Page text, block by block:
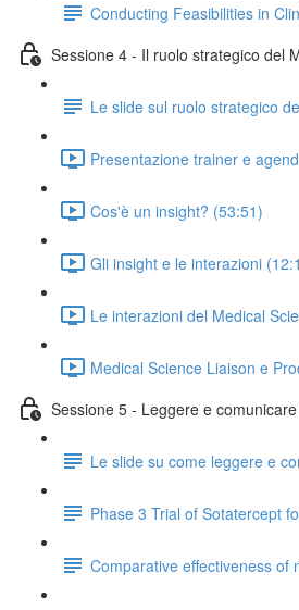
Conducting Feasibilities in
Sessione 4 - Il ruolo strategico del
Le slide sul ruolo strategico
Presentazione trainer e
Cos'è un insight? (53:51)
Gli insight e le interazioni
Le interazioni del Medical
Medical Science Liaison e
Sessione 5 - Leggere e
Le slide su come leggere e
Phase 3 Trial of Sotatercept
Comparative effectiveness of